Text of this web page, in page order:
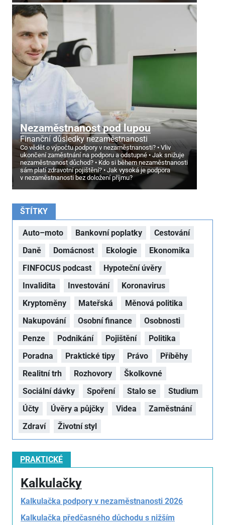
Nezaměstnanost pod lupou
Finanční důsledky nezaměstnanosti
Co vědět o výpočtu podpory v nezaměstnanosti?
Vliv
ukončení zaměstnání na podporu a odstupné
Jak snižuje
nezaměstnanost důchod?
Kdo si během nezaměstnanosti
sám platí zdravotní pojištění?
Jak vysoká je podpora
v nezaměstnanosti bez doložení příjmu?
ŠTÍTKY
Auto–moto Bankovní poplatky
Cestování
Daně
Domácnost Ekologie
Ekonomika
FINFOCUS podcast
Hypoteční úvěry
Invalidita
Investování
Koronavirus
Kryptoměny
Mateřská
Měnová politika
Nakupování
Osobní finance
Osobnosti
Penze
Podnikání Pojištění
Politika
Poradna
Praktické tipy Právo
Příběhy
Realitní trh
Rozhovory
Školkovné
Sociální dávky
Spoření Stalo se
Studium
Účty
Úvěry a půjčky Videa
Zaměstnání
Zdraví
Životní styl
PRAKTICKÉ
Kalkulačky
Kalkulačka podpory v nezaměstnanosti 2026
Kalkulačka předčasného důchodu s nižším